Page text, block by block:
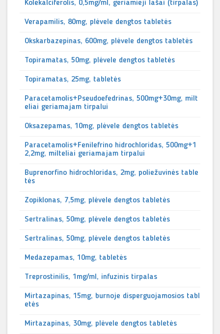
Kolekalciferolis, 0,5mg/ml, geriamieji lašai (tirpalas)
Verapamilis, 80mg, plėvele dengtos tabletės
Okskarbazepinas, 600mg, plėvele dengtos tabletės
Topiramatas, 50mg, plėvele dengtos tabletės
Topiramatas, 25mg, tabletės
Paracetamolis+Pseudoefedrinas, 500mg+30mg, milt
eliai geriamajam tirpalui
Oksazepamas, 10mg, plėvele dengtos tabletės
Paracetamolis+Fenilefrino hidrochloridas, 500mg+1
2,2mg, milteliai geriamajam tirpalui
Buprenorfino hidrochloridas, 2mg, poliežuvinės table
tės
Zopiklonas, 7,5mg, plėvele dengtos tabletės
Sertralinas, 50mg, plėvele dengtos tabletės
Sertralinas, 50mg, plėvele dengtos tabletės
Medazepamas, 10mg, tabletės
Treprostinilis, 1mg/ml, infuzinis tirpalas
Mirtazapinas, 15mg, burnoje disperguojamosios tabl
etės
Mirtazapinas, 30mg, plėvele dengtos tabletės